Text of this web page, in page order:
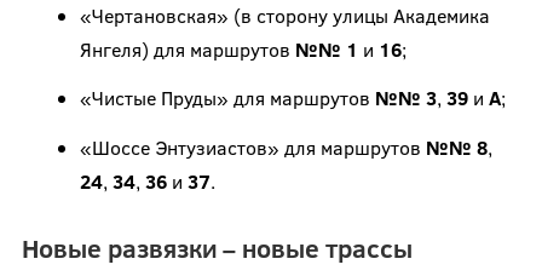
«Чертановская» (в сторону улицы Академика
Янгеля) для маршрутов №№ 1 и 16;
«Чистые Пруды» для маршрутов №№ 3, 39и А;
«Шоссе Энтузиастов» для маршрутов №№ 8,
24, 34, 36и 37.
Новые развязки – новые трассы